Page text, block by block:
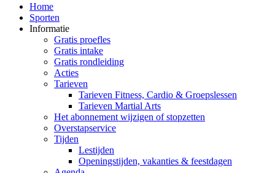
Home
Sporten
Informatie
Gratis proefles
Gratis intake
Gratis rondleiding
Acties
Tarieven
Tarieven Fitness, Cardio & Groepslessen
Tarieven Martial Arts
Het abonnement wijzigen of stopzetten
Overstapservice
Tijden
Lestijden
Openingstijden, vakanties & feestdagen